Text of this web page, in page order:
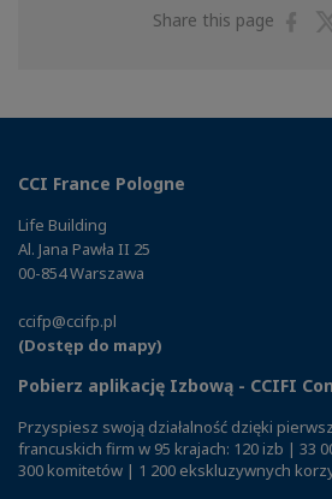
Share this page
CCI France Pologne
Life Building
Al. Jana Pawła II 25
00-854 Warszawa
ccifp@ccifp.pl
(Dostęp do mapy)
Pobierz aplikację Izbową - CCIFI
Przyspiesz swoją działalność dzięki
francuskich firm w 95 krajach: 120 izb | 33
300 komitetów | 1 200 ekskluzywnych